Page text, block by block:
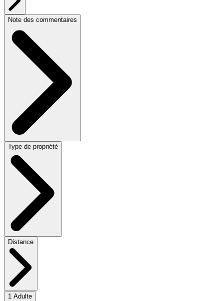
Note des commentaires
Type de propriété
Distance
1 Adulte